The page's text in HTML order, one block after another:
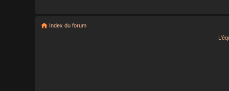
Index du forum